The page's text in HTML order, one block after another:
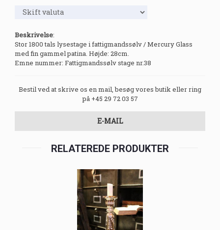
Beskrivelse:
Stor 1800 tals lysestage i fattigmandssølv / Mercury Glass
med fin gammel patina. Højde: 28cm.
Emne nummer: Fattigmandssølv stage nr.38
Bestil ved at skrive os en mail, besøg vores butik eller ring
på +45 29 72 03 57
E-MAIL
RELATEREDE PRODUKTER